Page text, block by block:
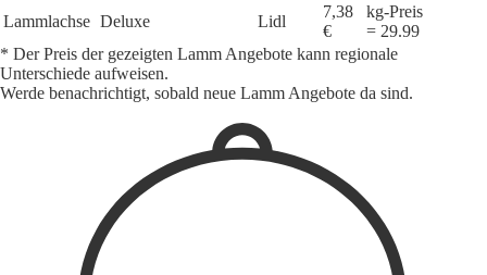
Lammlachse Deluxe Lidl
7,38
€
kg-Preis
= 29.99
* Der Preis der gezeigten Lamm Angebote kann regionale
Unterschiede aufweisen.
Werde benachrichtigt, sobald neue Lamm Angebote da sind.